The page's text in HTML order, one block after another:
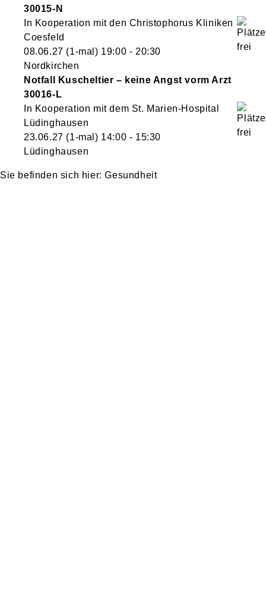
30015-N
In Kooperation mit den Christophorus Kliniken
Coesfeld
08.06.27 (1-mal) 19:00 - 20:30
Nordkirchen
Notfall Kuscheltier – keine Angst vorm Arzt
30016-L
In Kooperation mit dem St. Marien-Hospital
Lüdinghausen
23.06.27 (1-mal) 14:00 - 15:30
Lüdinghausen
Gesundheit